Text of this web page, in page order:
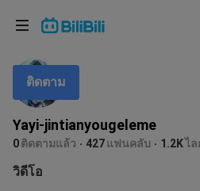
Yayi-jintianyougeleme
0ติดตามแล้ว 427แฟนคลับ 1.2Kไล
ติดตาม
วิดีโอ
ภาษา: ภาษาไทย
ข้าสู่
ะบบ
เลือกภาษา
English
ภาษาไทย
Tiếng Việt